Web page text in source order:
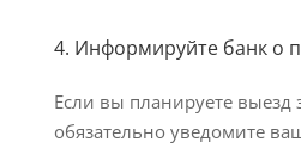
4. Информируйте банк о
Если вы планируете выезд
обязательно уведомите